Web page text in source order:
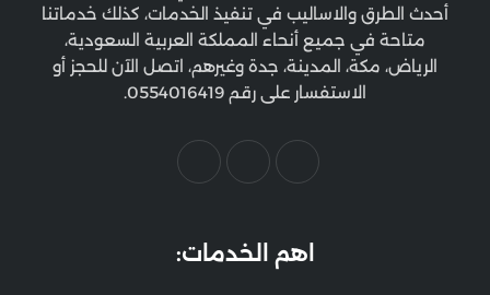
أحدث الطرق والاساليب في تنفيذ الخدمات، كذلك خدماتنا
متاحة في جميع أنحاء المملكة العربية السعودية،
الرياض، مكة، المدينة، جدة وغيرهم، اتصل الآن للحجز أو
الاستفسار على رقم 0554016419.
اهم الخدمات: